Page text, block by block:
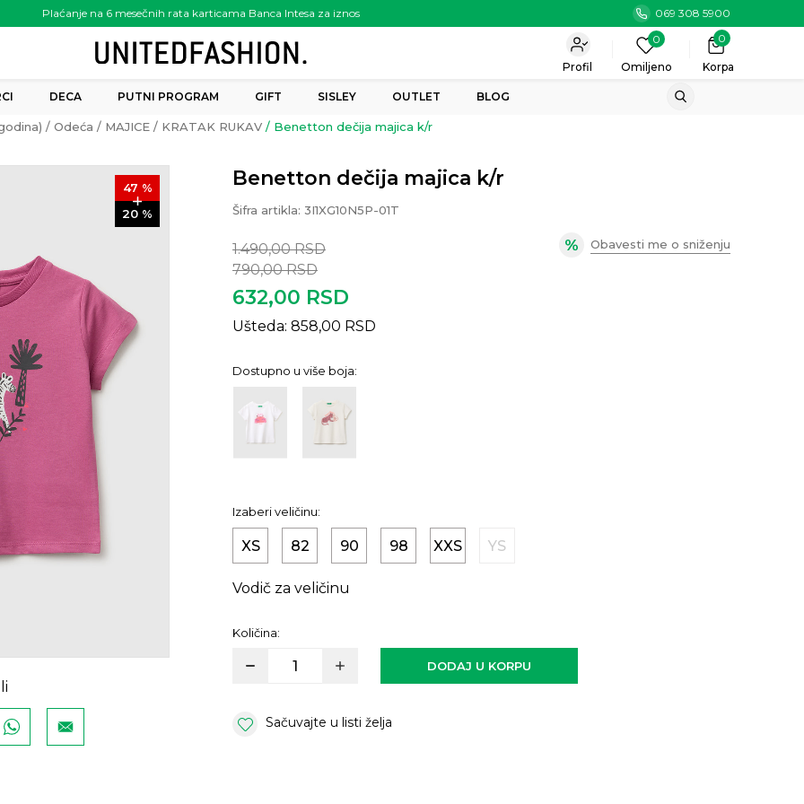
Plaćanje na 6 mesečnih rata karticama Banca Intesa za iznos
preko 6.000.00 rsd
069 308 5900
Korpa
0
0
Omiljeno
Profil
DECA PUTNI PROGRAM GIFT SISLEY OUTLET BLOG
Odeća MAJICE KRATAK RUKAV Benetton dečija majica k/r
47 %
20 %
Benetton dečija majica k/r
Šifra artikla: 3I1XG10N5P-01T
1.490,00 RSD
790,00 RSD
632,00 RSD
Ušteda: 858,00 RSD
Obavesti me o sniženju
Dostupno u više boja:
Izaberi veličinu:
XS 82 90 98 XXS YS
Vodič za veličinu
Količina:
DODAJ U KORPU
Sačuvajte u listi želja